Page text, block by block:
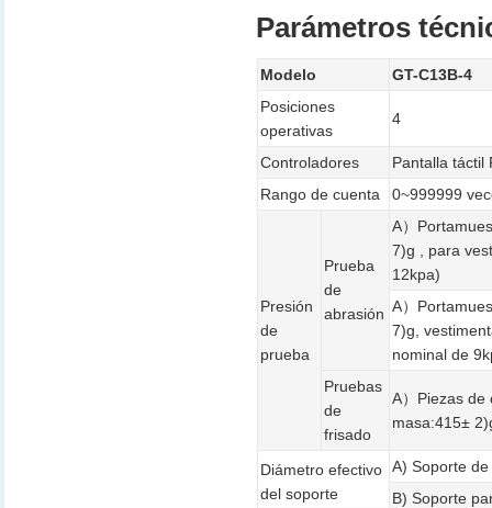
Parámetros
Modelo
GT-C13B-4
Posiciones
operativas
4
Controladores
Pantalla táctil
Rango de cuenta
0~999999
Presión
de
prueba
Prueba
de
abrasión
A）
7)g , para
12kpa)
A）
7)g,
nominal de
Pruebas
de
frisado
A）Piezas
masa:415±
Diámetro efectivo
del soporte
A) Soporte
B) Soporte